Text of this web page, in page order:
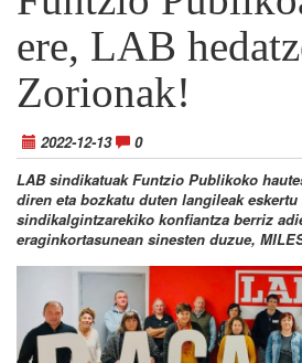
ere, LAB
Zorionak!
2022-12-13
0
LAB sindikatuak Funtzio Publikoko
diren eta bozkatu duten langileak
sindikalgintzarekiko konfiantza berriz
eraginkortasunean sinesten duzue,